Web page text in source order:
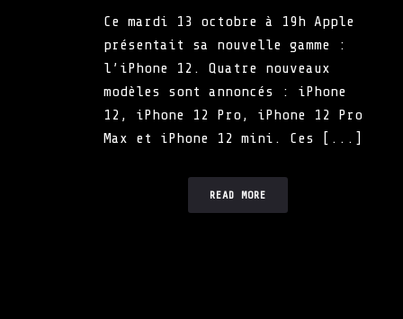
Ce mardi 13 octobre à 19h Apple
présentait sa nouvelle gamme :
l’iPhone 12. Quatre nouveaux
modèles sont annoncés : iPhone
12, iPhone 12 Pro, iPhone 12 Pro
Max et iPhone 12 mini. Ces [...]
READ MORE